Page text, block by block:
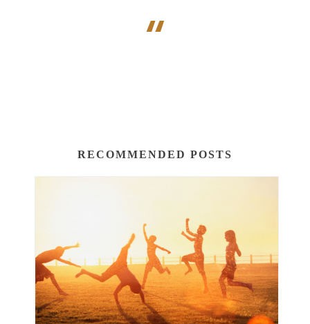
“
RECOMMENDED POSTS